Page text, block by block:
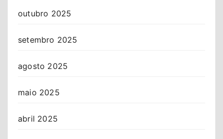
outubro 2025
setembro 2025
agosto 2025
maio 2025
abril 2025